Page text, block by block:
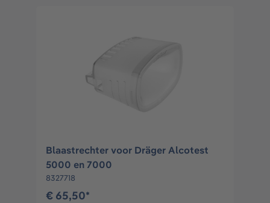
Blaastrechter voor Dräger Alcotest
5000 en 7000
8327718
€ 65,50*